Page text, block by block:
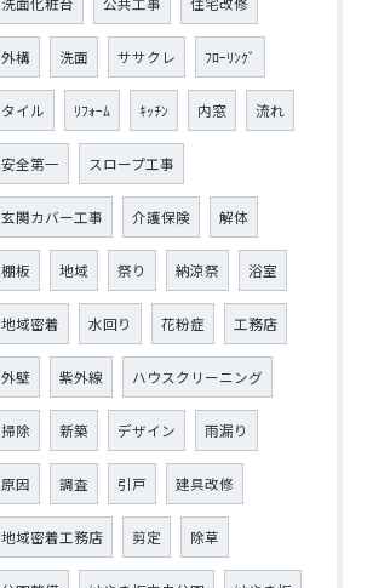
外構 洗面 ササクレ ﾌﾛｰﾘﾝｸﾞ
タイル ﾘﾌｫｰﾑ ｷｯﾁﾝ 内窓 流れ
安全第一 スロープ工事
玄関カバー工事 介護保険 解体
棚板 地域 祭り 納涼祭 浴室
地域密着 水回り 花粉症 工務店
外壁 紫外線 ハウスクリーニング
掃除 新築 デザイン 雨漏り
原因 調査 引戸 建具改修
地域密着工務店 剪定 除草